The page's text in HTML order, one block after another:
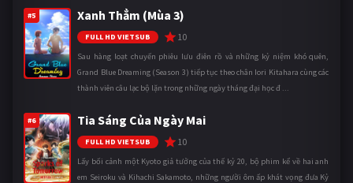
#5 Xanh Thẳm (Mùa 3)
FULL HD VIETSUB 10
Sau hàng loạt chuyến phiêu lưu điên rồ và những kỷ niệm khó quên,
Grand Blue Dreaming (Season 3) tiếp tục theo chân Iori Kitahara cùng các
thành viên câu lạc bộ lặn trong những ngày tháng đại học đ ...
#6 Tia Sáng Của Ngày Mai
FULL HD VIETSUB 10
Lấy bối cảnh một Kyoto giả tưởng của thế kỷ 20, bộ phim kể về hai anh
em Seiroku và Kihachi Sakamoto, những người ôm ấp khát vọng đưa Kỷ